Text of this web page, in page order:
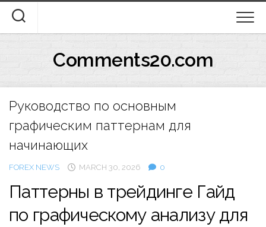
content
Comments20.com
Руководство по основным
графическим паттернам для
начинающих
FOREX NEWS MARCH 30, 2026 0
Паттерны в трейдинге Гайд
по графическому анализу для